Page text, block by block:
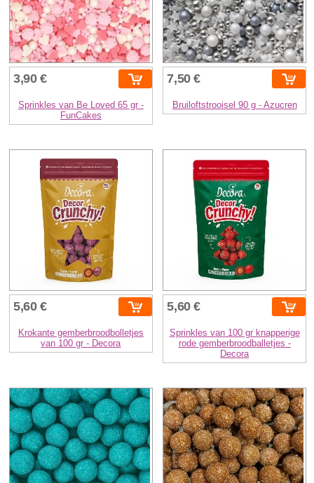
3,90 €
Sprinkles van Be Loved 65 gr -
FunCakes
7,50 €
Bruiloftstrooisel 90 g - Azucren
5,60 €
Krokante gemberbroodbolletjes
van 100 gr - Decora
5,60 €
Sprinkles van 100 gr knapperige
rode gemberbroodballetjes -
Decora